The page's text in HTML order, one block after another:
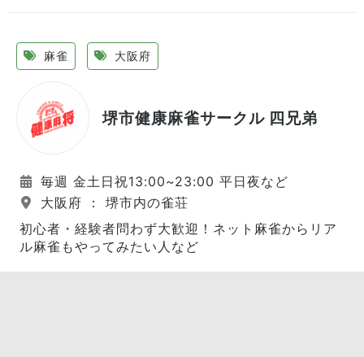
麻雀 大阪府
堺市健康麻雀サークル 四兄弟
毎週 金土日祝13:00~23:00 平日夜など
大阪府 ： 堺市内の雀荘
初心者・経験者問わず大歓迎！ネット麻雀からリア
ル麻雀もやってみたい人など